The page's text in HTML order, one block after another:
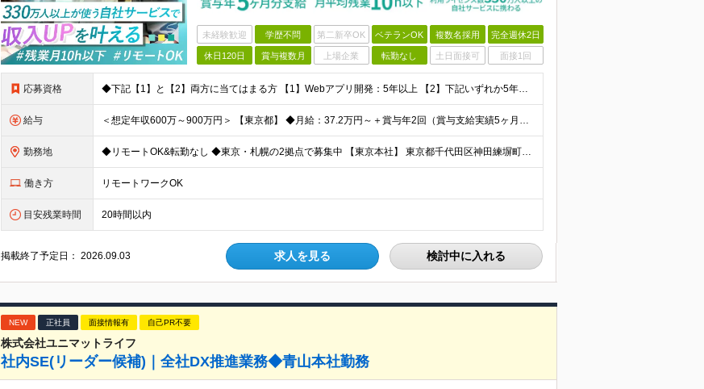
未経験歓迎 学歴不問 第二新卒OK ベテランOK 複数名採用 完全週休2日
休日120日 賞与複数月 上場企業 転勤なし 土日面接可 面接1回
応募資格 ◆下記【1】と【2】両方に当てはまる方 【1】Webアプリ開発：5年以上 【2】下記いずれか5年以上のご経験 C#、SQL、JavaScript、HTML+CSS、React、PHP、Larave
給与 ＜想定年収600万～900万円＞ 【東京都】 ◆月給：37.2万円～＋賞与年2回（賞与支給実績5ヶ月分）＋残業代全額支給 ※技能手当(スキル・経験により支給)／地域手当(東京：3万円)を含む ※3ヶ
勤務地 ◆リモートOK&転勤なし ◆東京・札幌の2拠点で募集中 【東京本社】 東京都千代田区神田練塀町300 住友不動産秋葉原駅前ビル17F 【札幌開発センター】 北海道札幌市北区北7条西4-5-1 伊藤
働き方 リモートワークOK
目安残業時間 20時間以内
掲載終了予定日：2026.09.03 求人を見る 検討中に入れる
NEW 正社員 面接情報有 自己PR不要
株式会社ユニマットライフ
社内SE(リーダー候補)｜全社DX推進業務◆青山本社勤務